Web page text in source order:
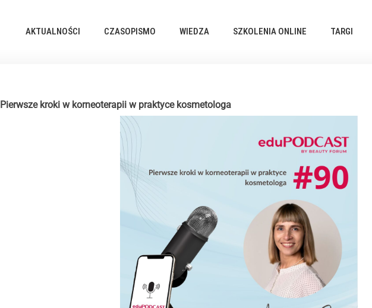
AKTUALNOŚCI CZASOPISMO WIEDZA SZKOLENIA ONLINE TARGI
Pierwsze kroki w korneoterapii w praktyce kosmetologa